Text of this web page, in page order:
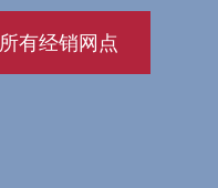
所有经销网点